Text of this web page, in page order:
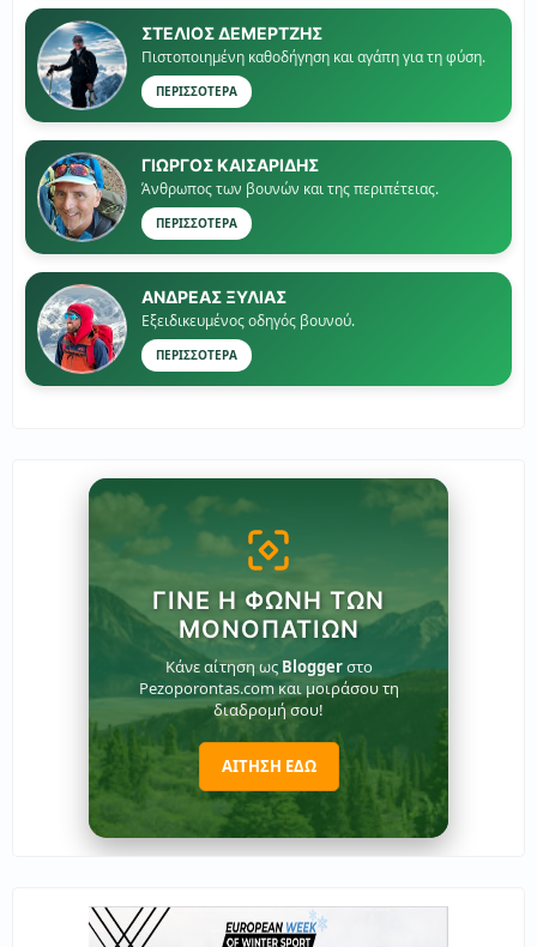
ΣΤΕΛΙΟΣ ΔΕΜΕΡΤΖΗΣ
Πιστοποιημένη καθοδήγηση και αγάπη για τη φύση.
ΠΕΡΙΣΣΟΤΕΡΑ
ΓΙΏΡΓΟΣ ΚΑΙΣΑΡΙΔΗΣ
Άνθρωπος των βουνών και της περιπέτειας.
ΠΕΡΙΣΣΟΤΕΡΑ
ΑΝΔΡΕΑΣ ΞΥΛΙΑΣ
Εξειδικευμένος οδηγός βουνού.
ΠΕΡΙΣΣΟΤΕΡΑ
ΓΊΝΕ Η ΦΩΝΉ ΤΩΝ
ΜΟΝΟΠΑΤΙΏΝ
Κάνε αίτηση ως Bloggerστο
Pezoporontas.com και μοιράσου τη
διαδρομή σου!
ΑΙΤΗΣΗ ΕΔΩ